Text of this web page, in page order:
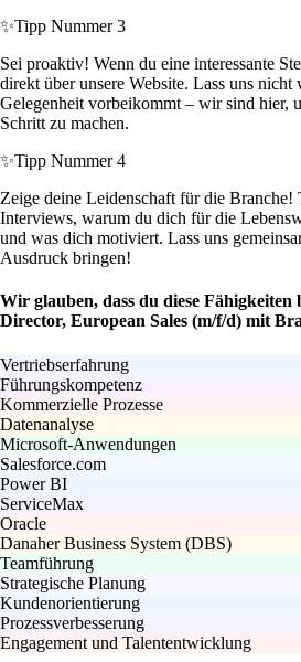
✨Tipp Nummer 3
Sei proaktiv! Wenn du eine interessante
direkt über unsere Website. Lass uns nicht
Gelegenheit vorbeikommt – wir sind hier,
Schritt zu machen.
✨Tipp Nummer 4
Zeige deine Leidenschaft für die Branche!
Interviews, warum du dich für die
und was dich motiviert. Lass uns
Ausdruck bringen!
Wir glauben, dass du diese Fähigkeiten
Director, European Sales (m/f/d) mit
Vertriebserfahrung
Führungskompetenz
Kommerzielle Prozesse
Datenanalyse
Microsoft-Anwendungen
Salesforce.com
Power BI
ServiceMax
Oracle
Danaher Business System (DBS)
Teamführung
Strategische Planung
Kundenorientierung
Prozessverbesserung
Engagement und Talententwicklung